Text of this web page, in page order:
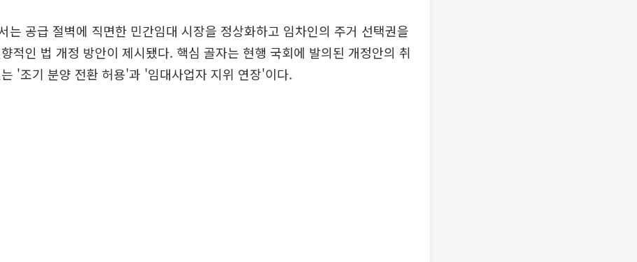
는 공급 절벽에 직면한 민간임대 시장을 정상화하고 임차인의 주거 선택권을
적인 법 개정 방안이 제시됐다. 핵심 골자는 현행 국회에 발의된 개정안의 취
'조기 분양 전환 허용'과 '임대사업자 지위 연장'이다.